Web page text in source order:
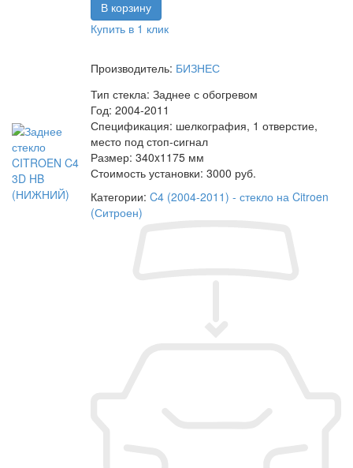
Купить в 1 клик
Производитель: БИЗНЕС
Тип стекла: Заднее с обогревом
Год: 2004-2011
Спецификация: шелкография, 1 отверстие,
место под стоп-сигнал
Размер: 340x1175 мм
Стоимость установки: 3000 руб.
Категории: C4 (2004-2011) - стекло на Citroen
(Ситроен)